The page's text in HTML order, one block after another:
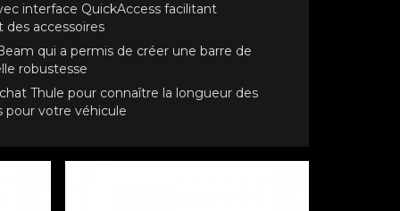
interface QuickAccess facilitant
des accessoires
qui a permis de créer une barre de
robustesse
Thule pour connaître la longueur des
pour votre véhicule